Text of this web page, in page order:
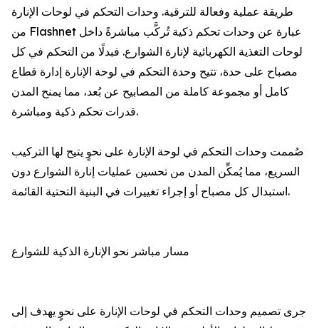
طريقة عملية وفعالة للترقية. وحدات التحكم في لوحات الإنارة
من Flashnet عبارة عن وحدات تحكم ذكية تُركَّب مباشرةً داخل
لوحات التغذية الكهربائية لإنارة الشوارع. فبدلًا من التحكم في كل
مصباح على حدة، تتيح وحدة التحكم في لوحة الإنارة إدارة قطاع
كامل أو مجموعة كاملة من المصابيح عن بُعد، مما يمنح المدن
قدرات تحكم ذكية ومباشرة.
صُممت وحدات التحكم في لوحة الإنارة على نحوٍ يتيح لها التركيب
السريع، مما يُمكِّن المدن من تحسين عمليات إنارة الشوارع دون
استبدال كل مصباح أو إجراء تغييرات في البنية التحتية القائمة.
مسار مباشر نحو الإنارة الذكية للشوارع
جرى تصميم وحدات التحكم في لوحات الإنارة على نحوٍ يهدف إلى